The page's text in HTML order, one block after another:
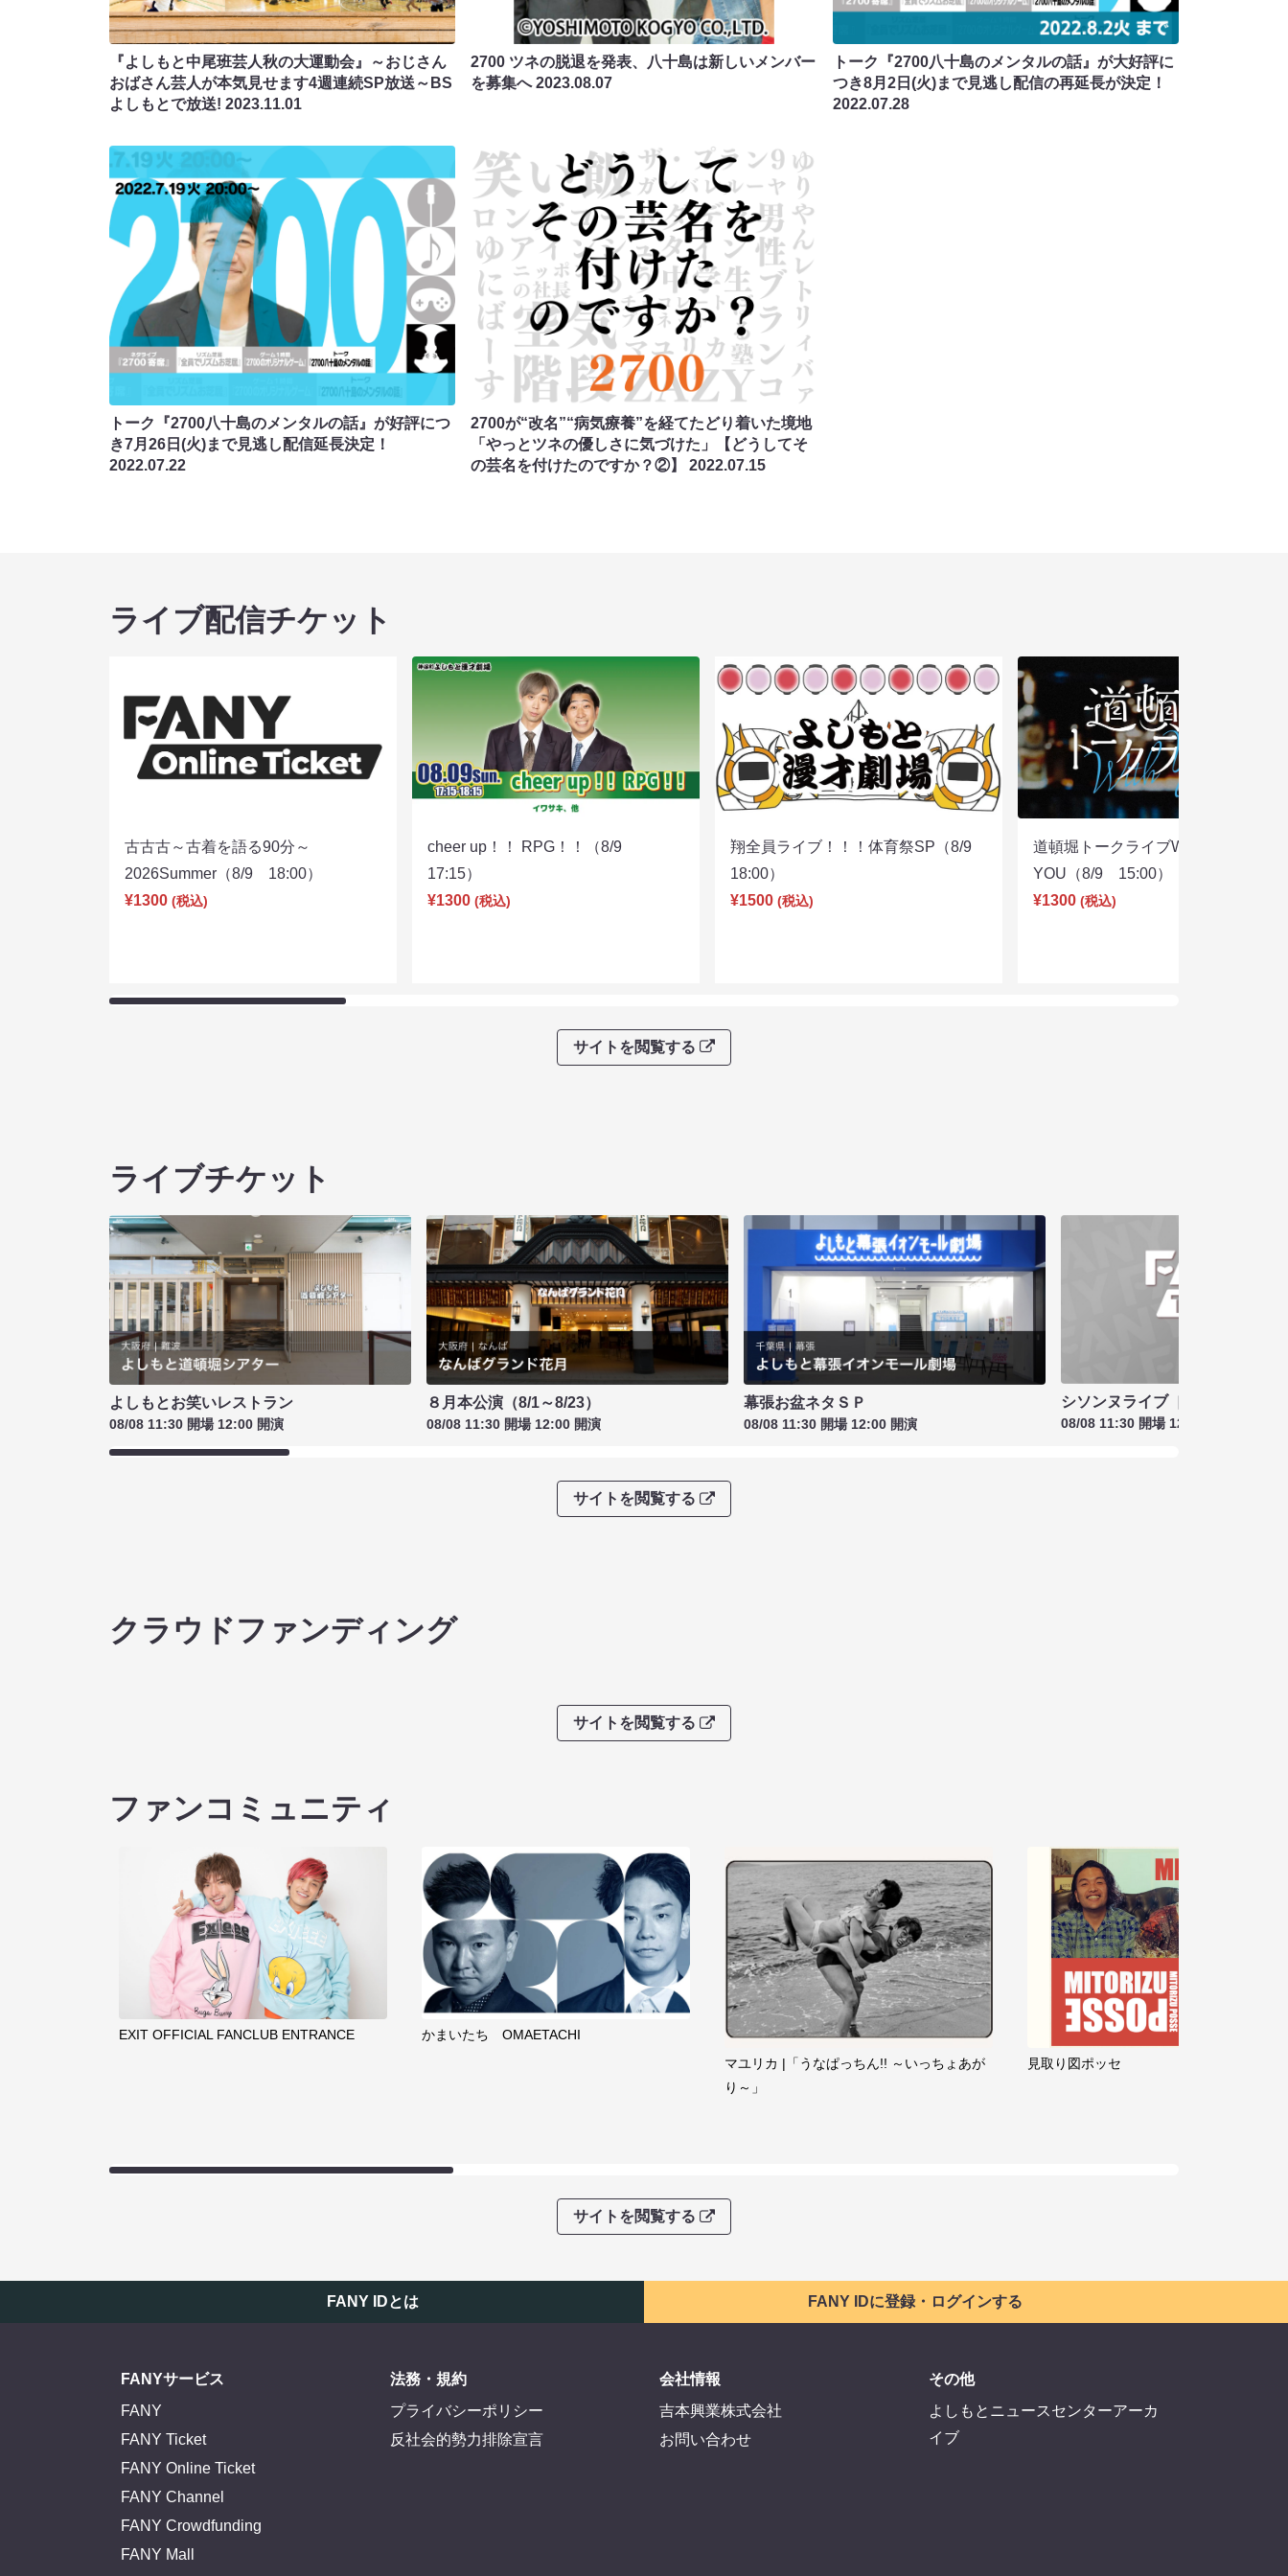
『よしもと中尾班芸人秋の大運動会』～おじさん
おばさん芸人が本気見せます4週連続SP放送～BS
よしもとで放送! 2023.11.01
2700 ツネの脱退を発表、八十島は新しいメンバー
を募集へ2023.08.07
トーク『2700八十島のメンタルの話』が大好評に
つき8月2日(火)まで見逃し配信の再延長が決定！
2022.07.28
トーク『2700八十島のメンタルの話』が好評につ
き7月26日(火)まで見逃し配信延長決定！
2022.07.22
2700が“改名”“病気療養”を経てたどり着いた境地
「やっとツネの優しさに気づけた」【どうしてそ
の芸名を付けたのですか？②】2022.07.15
ライブ配信チケット
古古古～古着を語る90分～
2026Summer（8/9 18:00）
¥1300 (税込)
cheer up！！ RPG！！（8/9
17:15）
¥1300 (税込)
翔全員ライブ！！！体育祭SP（8/9
18:00）
¥1500 (税込)
道頓堀トークライブWITH
YOU（8/9 15:00）
¥1300 (税込)
サイトを閲覧する
ライブチケット
よしもとお笑いレストラン
08/08 11:30 開場 12:00 開演
８月本公演（8/1～8/23）
08/08 11:30 開場 12:00 開演
幕張お盆ネタＳＰ
08/08 11:30 開場 12:00 開演
シソンヌライブ［quinze］
08/08 11:30 開場 12:00 開演
サイトを閲覧する
クラウドファンディング
サイトを閲覧する
ファンコミュニティ
EXIT OFFICIAL FANCLUB ENTRANCE
かまいたち OMAETACHI
マユリカ |「うなぱっちん!! ～いっちょあが
り～」
見取り図ポッセ
サイトを閲覧する
FANY IDとは FANY IDに登録・ログインする
FANYサービス
FANY
FANY Ticket
FANY Online Ticket
FANY Channel
FANY Crowdfunding
FANY Mall
法務・規約
プライバシーポリシー
反社会的勢力排除宣言
会社情報
吉本興業株式会社
お問い合わせ
その他
よしもとニュースセンターアーカ
イブ